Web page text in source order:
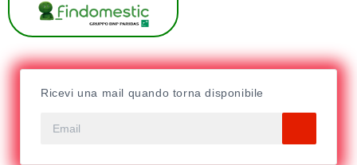
Ricevi una mail quando torna disponibile